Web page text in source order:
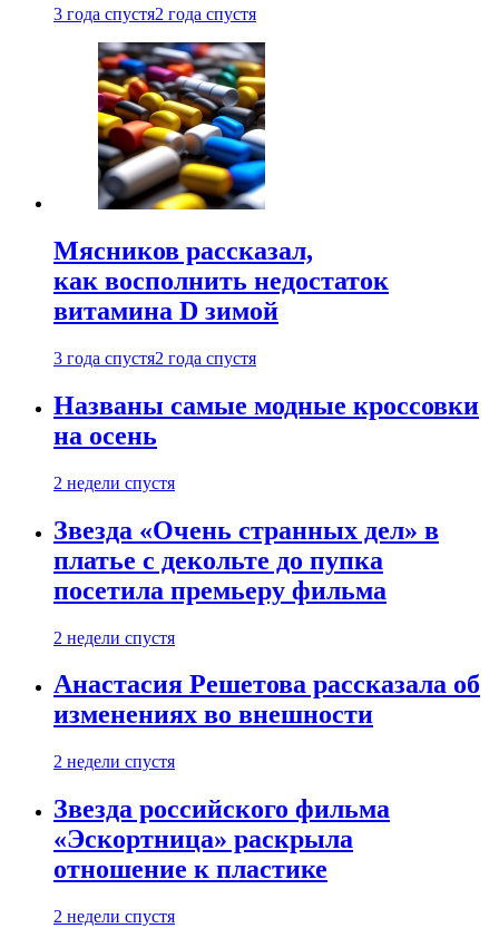
3 года спустя2 года спустя
Мясников рассказал,
как восполнить недостаток
витамина D зимой
3 года спустя2 года спустя
Названы самые модные кроссовки
на осень
2 недели спустя
Звезда «Очень странных дел» в
платье с декольте до пупка
посетила премьеру фильма
2 недели спустя
Анастасия Решетова рассказала об
изменениях во внешности
2 недели спустя
Звезда российского фильма
«Эскортница» раскрыла
отношение к пластике
2 недели спустя